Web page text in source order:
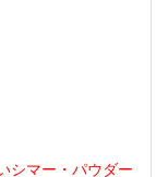
シマー・パウダー